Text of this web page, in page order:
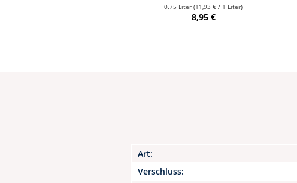
0.75 Liter(11,93 € / 1 Liter)
8,95 €
Art:
Verschluss: